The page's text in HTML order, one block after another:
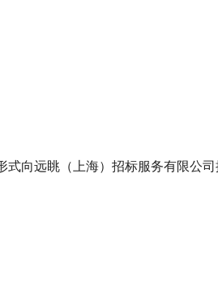
向远眺（上海）招标服务有限公司